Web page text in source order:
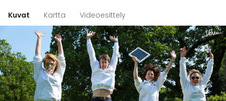
Kuvat Kartta Videoesittely